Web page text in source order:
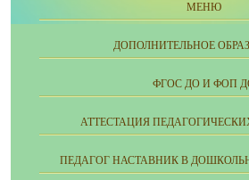
МЕНЮ
ДОПОЛНИТЕЛЬНОЕ
ФГОС ДО И ФОП
АТТЕСТАЦИЯ
ПЕДАГОГ НАСТАВНИК В